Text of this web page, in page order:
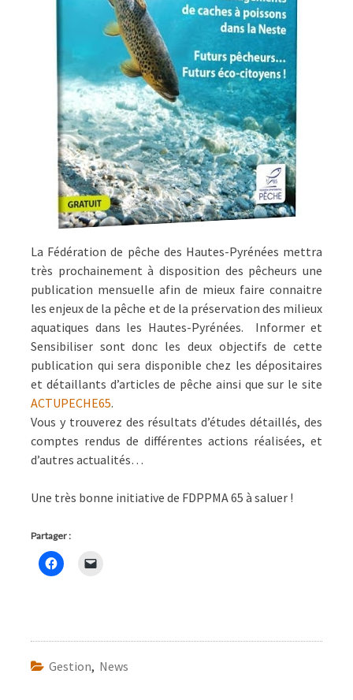
La Fédération de pêche des Hautes-Pyrénées mettra
très prochainement à disposition des pêcheurs une
publication mensuelle afin de mieux faire connaitre
les enjeux de la pêche et de la préservation des milieux
aquatiques dans les Hautes-Pyrénées. Informer et
Sensibiliser sont donc les deux objectifs de cette
publication qui sera disponible chez les dépositaires
et détaillants d’articles de pêche ainsi que sur le site
ACTUPECHE65.
Vous y trouverez des résultats d’études détaillés, des
comptes rendus de différentes actions réalisées, et
d’autres actualités…
Une très bonne initiative de FDPPMA 65 à saluer !
Partager :
Gestion, News